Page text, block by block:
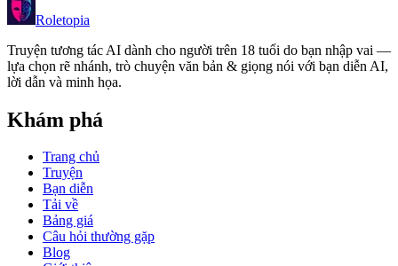
Roletopia
Truyện tương tác AI dành cho người trên 18 tuổi do bạn nhập vai —
lựa chọn rẽ nhánh, trò chuyện văn bản & giọng nói với bạn diễn AI,
lời dẫn và minh họa.
Khám phá
Trang chủ
Truyện
Bạn diễn
Tải về
Bảng giá
Câu hỏi thường gặp
Blog